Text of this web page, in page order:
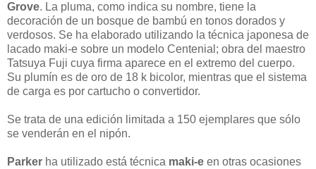
Grove. La pluma, como indica su nombre, tiene la
decoración de un bosque de bambú en tonos dorados y
verdosos. Se ha elaborado utilizando la técnica japonesa de
lacado maki-e sobre un modelo Centenial; obra del maestro
Tatsuya Fuji cuya firma aparece en el extremo del cuerpo.
Su plumín es de oro de 18 k bicolor, mientras que el sistema
de carga es por cartucho o convertidor.
Se trata de una edición limitada a 150 ejemplares que sólo
se venderán en el nipón.
Parker ha utilizado está técnica maki-e en otras ocasiones